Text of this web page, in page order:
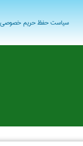
سیاست حفظ حریم خصوصی